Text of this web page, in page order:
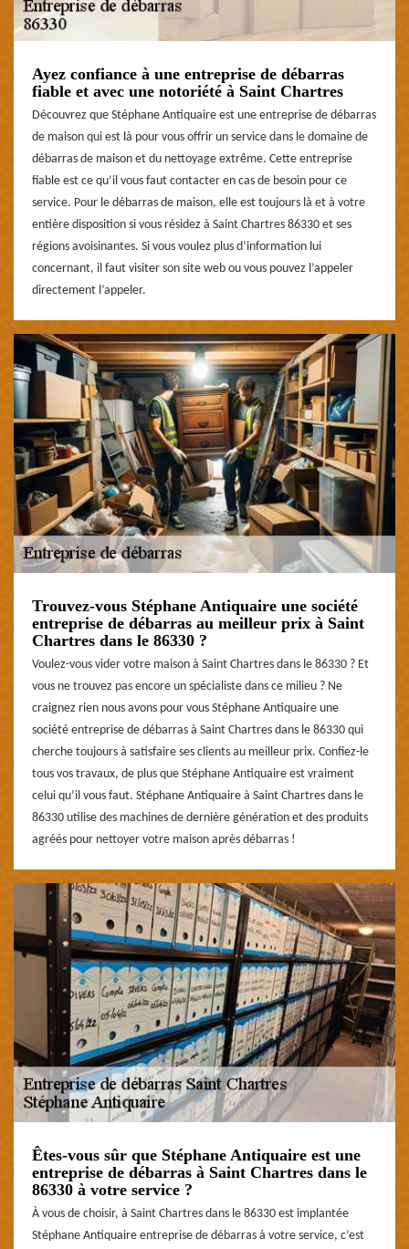
Ayez confiance à une entreprise de débarras
fiable et avec une notoriété à Saint Chartres
Découvrez que Stéphane Antiquaire est une entreprise de débarras
de maison qui est là pour vous offrir un service dans le domaine de
débarras de maison et du nettoyage extrême. Cette entreprise
fiable est ce qu’il vous faut contacter en cas de besoin pour ce
service. Pour le débarras de maison, elle est toujours là et à votre
entière disposition si vous résidez à Saint Chartres 86330 et ses
régions avoisinantes. Si vous voulez plus d’information lui
concernant, il faut visiter son site web ou vous pouvez l’appeler
directement l’appeler.
Trouvez-vous Stéphane Antiquaire une société
entreprise de débarras au meilleur prix à Saint
Chartres dans le 86330 ?
Voulez-vous vider votre maison à Saint Chartres dans le 86330 ? Et
vous ne trouvez pas encore un spécialiste dans ce milieu ? Ne
craignez rien nous avons pour vous Stéphane Antiquaire une
société entreprise de débarras à Saint Chartres dans le 86330 qui
cherche toujours à satisfaire ses clients au meilleur prix. Confiez-le
tous vos travaux, de plus que Stéphane Antiquaire est vraiment
celui qu’il vous faut. Stéphane Antiquaire à Saint Chartres dans le
86330 utilise des machines de dernière génération et des produits
agréés pour nettoyer votre maison après débarras !
Êtes-vous sûr que Stéphane Antiquaire est une
entreprise de débarras à Saint Chartres dans le
86330 à votre service ?
À vous de choisir, à Saint Chartres dans le 86330 est implantée
Stéphane Antiquaire entreprise de débarras à votre service, c’est